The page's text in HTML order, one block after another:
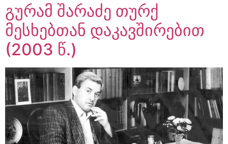
გურამ შარაძე თურქ
მესხებთან დაკავშირებით
(2003 წ.)